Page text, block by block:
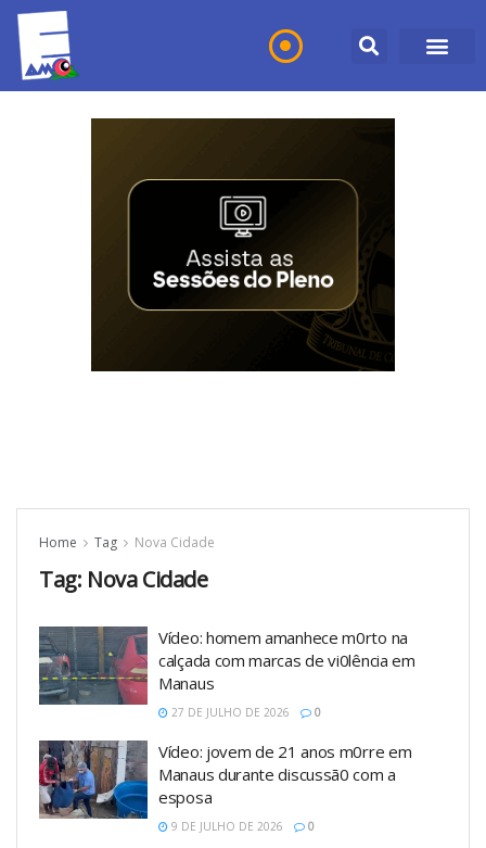
Home Tag Nova Cidade
Tag: Nova Cidade
Vídeo: homem amanhece m0rto na
calçada com marcas de vi0lência em
Manaus
27 DE JULHO DE 2026 0
Vídeo: jovem de 21 anos m0rre em
Manaus durante discussã0 com a
esposa
9 DE JULHO DE 2026 0